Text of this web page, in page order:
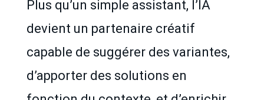
Plus qu’un simple assistant, l’IA
devient un partenaire créatif
capable de suggérer des variantes,
d’apporter des solutions en